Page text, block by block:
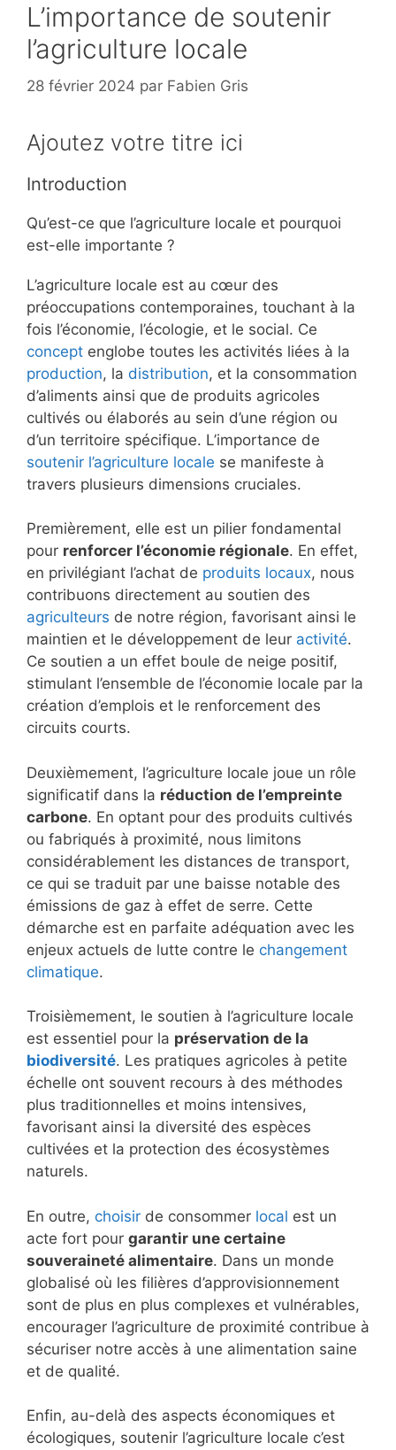
L’importance de soutenir
l’agriculture locale
28 février 2024 par Fabien Gris
Ajoutez votre titre ici
Introduction
Qu’est-ce que l’agriculture locale et pourquoi
est-elle importante ?
L’agriculture locale est au cœur des
préoccupations contemporaines, touchant à la
fois l’économie, l’écologie, et le social. Ce
concept englobe toutes les activités liées à la
production, la distribution, et la consommation
d’aliments ainsi que de produits agricoles
cultivés ou élaborés au sein d’une région ou
d’un territoire spécifique. L’importance de
soutenir l’agriculture locale se manifeste à
travers plusieurs dimensions cruciales.
Premièrement, elle est un pilier fondamental
pour renforcer l’économie régionale. En effet,
en privilégiant l’achat de produits locaux, nous
contribuons directement au soutien des
agriculteurs de notre région, favorisant ainsi le
maintien et le développement de leur activité.
Ce soutien a un effet boule de neige positif,
stimulant l’ensemble de l’économie locale par la
création d’emplois et le renforcement des
circuits courts.
Deuxièmement, l’agriculture locale joue un rôle
significatif dans la réduction de l’empreinte
carbone. En optant pour des produits cultivés
ou fabriqués à proximité, nous limitons
considérablement les distances de transport,
ce qui se traduit par une baisse notable des
émissions de gaz à effet de serre. Cette
démarche est en parfaite adéquation avec les
enjeux actuels de lutte contre le changement
climatique.
Troisièmement, le soutien à l’agriculture locale
est essentiel pour la préservation de la
biodiversité. Les pratiques agricoles à petite
échelle ont souvent recours à des méthodes
plus traditionnelles et moins intensives,
favorisant ainsi la diversité des espèces
cultivées et la protection des écosystèmes
naturels.
En outre, choisir de consommer local est un
acte fort pour garantir une certaine
souveraineté alimentaire. Dans un monde
globalisé où les filières d’approvisionnement
sont de plus en plus complexes et vulnérables,
encourager l’agriculture de proximité contribue à
sécuriser notre accès à une alimentation saine
et de qualité.
Enfin, au-delà des aspects économiques et
écologiques, soutenir l’agriculture locale c’est